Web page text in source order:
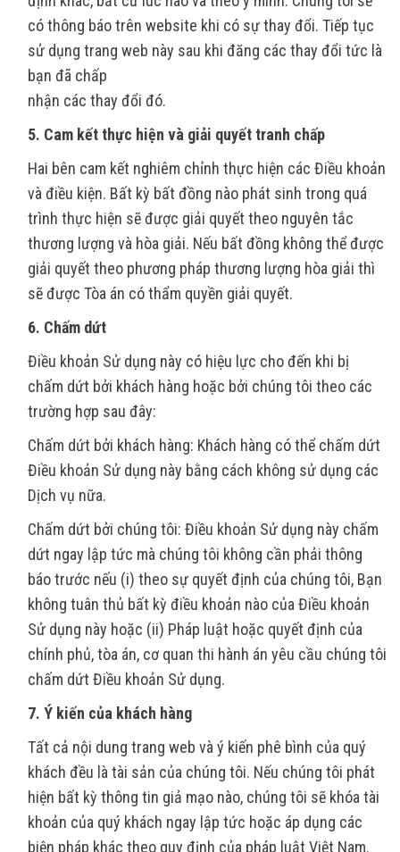
có thông báo trên website khi có sự thay đổi. Tiếp tục
sử dụng trang web này sau khi đăng các thay đổi tức là
bạn đã chấp
nhận các thay đổi đó.
5. Cam kết thực hiện và giải quyết tranh chấp
Hai bên cam kết nghiêm chỉnh thực hiện các Điều khoản
và điều kiện. Bất kỳ bất đồng nào phát sinh trong quá
trình thực hiện sẽ được giải quyết theo nguyên tắc
thương lượng và hòa giải. Nếu bất đồng không thể được
giải quyết theo phương pháp thương lượng hòa giải thì
sẽ được Tòa án có thẩm quyền giải quyết.
6. Chấm dứt
Điều khoản Sử dụng này có hiệu lực cho đến khi bị
chấm dứt bởi khách hàng hoặc bởi chúng tôi theo các
trường hợp sau đây:
Chấm dứt bởi khách hàng: Khách hàng có thể chấm dứt
Điều khoản Sử dụng này bằng cách không sử dụng các
Dịch vụ nữa.
Chấm dứt bởi chúng tôi: Điều khoản Sử dụng này chấm
dứt ngay lập tức mà chúng tôi không cần phải thông
báo trước nếu (i) theo sự quyết định của chúng tôi, Bạn
không tuân thủ bất kỳ điều khoản nào của Điều khoản
Sử dụng này hoặc (ii) Pháp luật hoặc quyết định của
chính phủ, tòa án, cơ quan thi hành án yêu cầu chúng tôi
chấm dứt Điều khoản Sử dụng.
7. Ý kiến của khách hàng
Tất cả nội dung trang web và ý kiến phê bình của quý
khách đều là tài sản của chúng tôi. Nếu chúng tôi phát
hiện bất kỳ thông tin giả mạo nào, chúng tôi sẽ khóa tài
khoản của quý khách ngay lập tức hoặc áp dụng các
biện pháp khác theo quy định của pháp luật Việt Nam.